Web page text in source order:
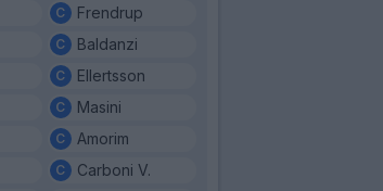
Frendrup
Baldanzi
Ellertsson
Masini
Amorim
Carboni V.